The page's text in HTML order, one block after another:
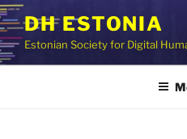
Skip
to
content
DH ESTONIA
Estonian Society for Digital